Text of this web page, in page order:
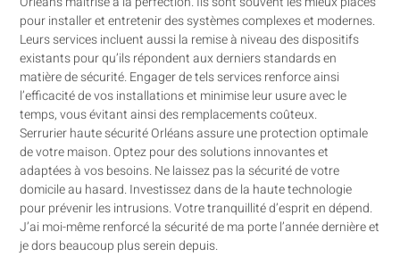
pour installer et entretenir des systèmes complexes et modernes.
Leurs services incluent aussi la remise à niveau des dispositifs
existants pour qu’ils répondent aux derniers standards en
matière de sécurité. Engager de tels services renforce ainsi
l’efficacité de vos installations et minimise leur usure avec le
temps, vous évitant ainsi des remplacements coûteux.
Serrurier haute sécurité Orléans assure une protection optimale
de votre maison. Optez pour des solutions innovantes et
adaptées à vos besoins. Ne laissez pas la sécurité de votre
domicile au hasard. Investissez dans de la haute technologie
pour prévenir les intrusions. Votre tranquillité d’esprit en dépend.
J’ai moi-même renforcé la sécurité de ma porte l’année dernière et
je dors beaucoup plus serein depuis.